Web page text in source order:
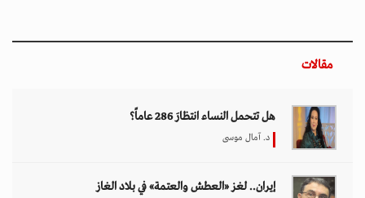
مقالات
هل تتحمل النساء انتظارَ 286 عاماً؟
د. آمال موسى
إيران.. لغز «العطش والعتمة» في بلاد الغاز